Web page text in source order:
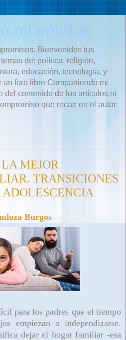
mi opinión
Bienvenidos tus
de: política, religión,
educación, tecnología, y
un foro libre Compartiendo mi
del contenido de los artículos ni
que recae en el autor
MEJOR
TRANSICIONES
Burgos
para los padres que el tiempo
empiezan a independizarse.
dejar el hogar familiar -esa